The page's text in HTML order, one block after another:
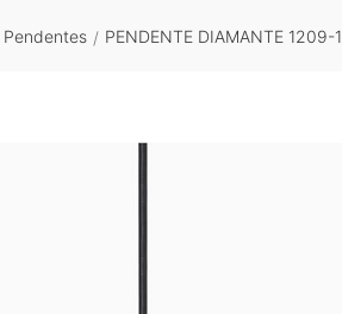
Pendentes / PENDENTE DIAMANTE 1209-1